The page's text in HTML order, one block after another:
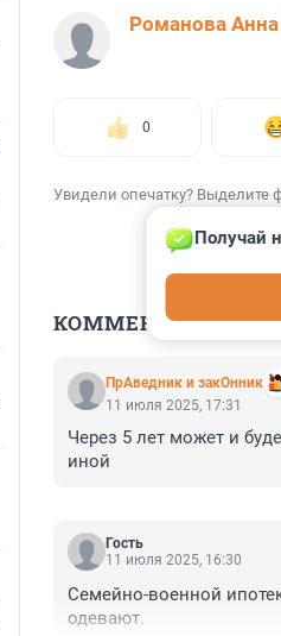
Романова Анна
0
Увидели опечатку? Выделите
КОММЕНТАРИИ 2
ПрАведник и закОнник
Получай
11 июля 2025, 17:31
Через 5 лет может и
иной
Гость
11 июля 2025, 16:30
Семейно-военной
одевают.